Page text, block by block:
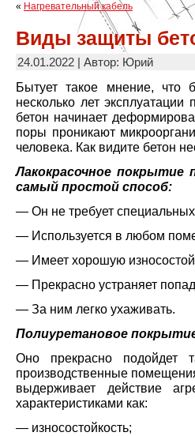
« Нагревательный кабель
Виды защиты
24.01.2022 | Автор: Юрий
Бытует такое мнение, что
несколько лет эксплуатации
бетон начинает
поры проникают
человека. Как видите бетон
Лакокрасочное
самый простой способ:
— Он не требует
— Используется в любом
— Имеет хорошую
— Прекрасно устраняет
— За ним легко ухаживать.
Полиуретановое
Оно прекрасно подойдет
производственные
выдерживает действие
характеристиками как:
— износостойкость;